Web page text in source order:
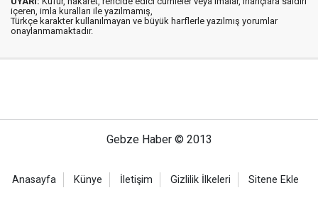
içeren, imla kuralları ile yazılmamış,
Türkçe karakter kullanılmayan ve büyük harflerle yazılmış yorumlar
onaylanmamaktadır.
Gebze Haber © 2013
Anasayfa Künye İletişim Gizlilik İlkeleri Sitene Ekle